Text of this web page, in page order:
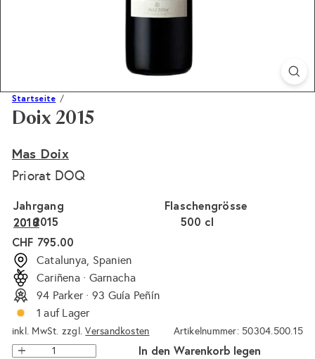
Startseite
Doix 2015
Mas Doix
Priorat DOQ
Flaschengrösse
500 cl
Jahrgang
2015
2018
2010
Normaler
Preis
CHF 795.00
Catalunya, Spanien
Cariñena · Garnacha
94 Parker · 93 Guía Peñín
1 auf Lager
inkl. MwSt. zzgl.Versandkosten Artikelnummer: 50304.500.15
In den Warenkorb legen